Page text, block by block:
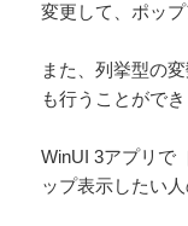
変更して、ポッ
また、列挙型の
も行うことができ
WinUI 3アプリで
ップ表示したい